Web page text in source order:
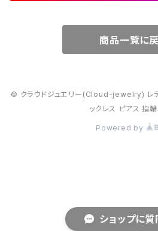
ショップに質
商品一覧に
© クラウドジュエリー(Cloud-jewelry) レデ
ックレス ピアス 指輪
Powered by